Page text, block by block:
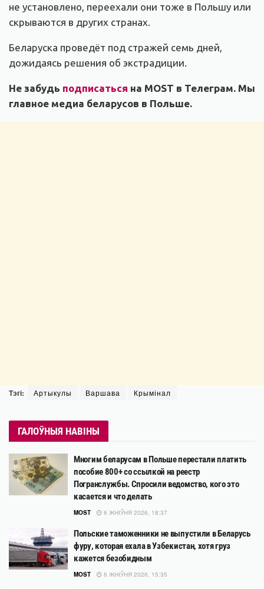
не установлено, переехали они тоже в Польшу или
скрываются в других странах.
Беларуска проведёт под стражей семь дней,
дожидаясь решения об экстрадиции.
Не забудь подписаться на MOST в Телеграм. Мы
главное медиа беларусов в Польше.
Тэгі: Артыкулы Варшава Крымінал
ГАЛОЎНЫЯ НАВІНЫ
Многим беларусам в Польше перестали платить
пособие 800+ со ссылкой на реестр
Погранслужбы. Спросили ведомство, кого это
касается и что делать
MOST 6 ЖНІЎНЯ 2026, 18:37
Польские таможенники не выпустили в Беларусь
фуру, которая ехала в Узбекистан, хотя груз
кажется безобидным
MOST 6 ЖНІЎНЯ 2026, 15:35